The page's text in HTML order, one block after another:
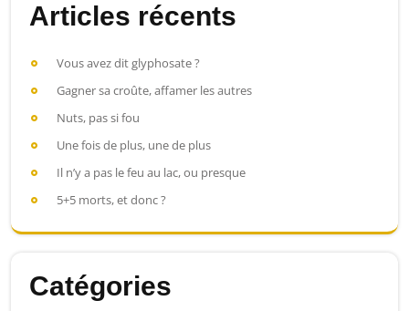
Articles récents
Vous avez dit glyphosate ?
Gagner sa croûte, affamer les autres
Nuts, pas si fou
Une fois de plus, une de plus
Il n’y a pas le feu au lac, ou presque
5+5 morts, et donc ?
Catégories